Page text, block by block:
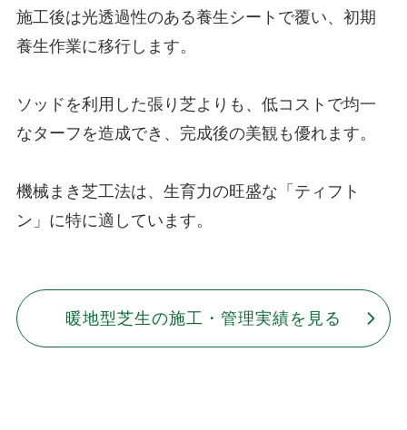
施工後は光透過性のある養生シートで覆い、初期
養生作業に移行します。
ソッドを利用した張り芝よりも、低コストで均一
なターフを造成でき、完成後の美観も優れます。
機械まき芝工法は、生育力の旺盛な「ティフト
ン」に特に適しています。
暖地型芝生の施工・管理実績を見る